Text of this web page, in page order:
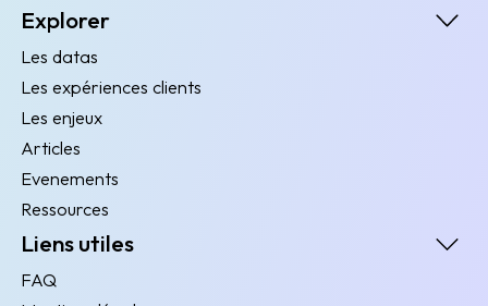
Explorer
Les datas
Les expériences clients
Les enjeux
Articles
Evenements
Ressources
Liens utiles
FAQ